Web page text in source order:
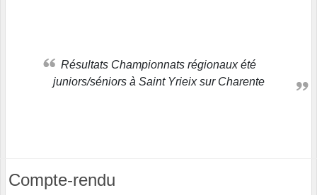
Résultats Championnats régionaux été
juniors/séniors à Saint Yrieix sur Charente
Compte-rendu